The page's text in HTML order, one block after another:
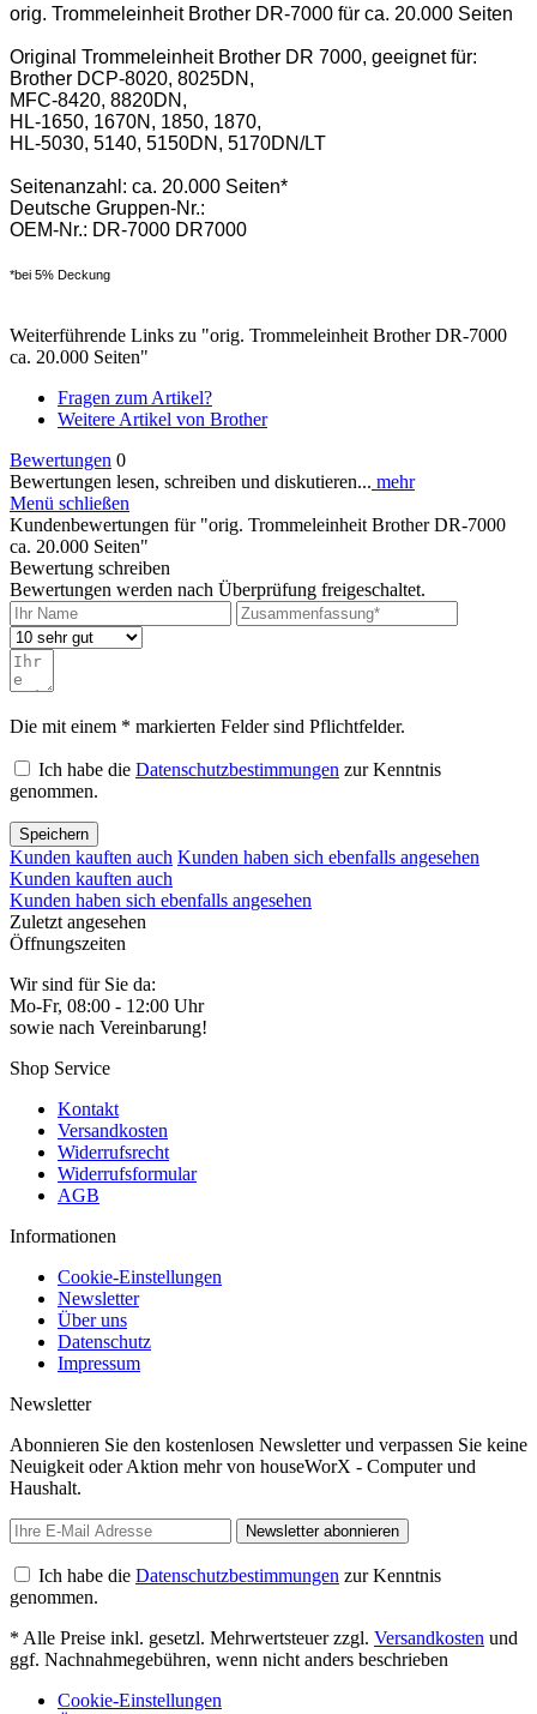
orig. Trommeleinheit Brother DR-7000 für ca. 20.000 Seiten
Original Trommeleinheit Brother DR 7000, geeignet für:
Brother DCP-8020, 8025DN,
MFC-8420, 8820DN,
HL-1650, 1670N, 1850, 1870,
HL-5030, 5140, 5150DN, 5170DN/LT
Seitenanzahl: ca. 20.000 Seiten*
Deutsche Gruppen-Nr.:
OEM-Nr.: DR-7000 DR7000
*bei 5% Deckung
Weiterführende Links zu "orig. Trommeleinheit Brother DR-7000
ca. 20.000 Seiten"
Fragen zum Artikel?
Weitere Artikel von Brother
Bewertungen 0
Bewertungen lesen, schreiben und diskutieren... mehr
Menü schließen
Kundenbewertungen für "orig. Trommeleinheit Brother DR-7000
ca. 20.000 Seiten"
Bewertung schreiben
Bewertungen werden nach Überprüfung freigeschaltet.
Die mit einem * markierten Felder sind Pflichtfelder.
Ich habe die Datenschutzbestimmungen zur Kenntnis
genommen.
Speichern
Kunden kauften auch Kunden haben sich ebenfalls angesehen
Kunden kauften auch
Kunden haben sich ebenfalls angesehen
Zuletzt angesehen
Öffnungszeiten
Wir sind für Sie da:
Mo-Fr, 08:00 - 12:00 Uhr
sowie nach Vereinbarung!
Shop Service
Kontakt
Versandkosten
Widerrufsrecht
Widerrufsformular
AGB
Informationen
Cookie-Einstellungen
Newsletter
Über uns
Datenschutz
Impressum
Newsletter
Abonnieren Sie den kostenlosen Newsletter und verpassen Sie keine
Neuigkeit oder Aktion mehr von houseWorX - Computer und
Haushalt.
Newsletter abonnieren
Ich habe die Datenschutzbestimmungen zur Kenntnis
genommen.
* Alle Preise inkl. gesetzl. Mehrwertsteuer zzgl. Versandkosten und
ggf. Nachnahmegebühren, wenn nicht anders beschrieben
Cookie-Einstellungen